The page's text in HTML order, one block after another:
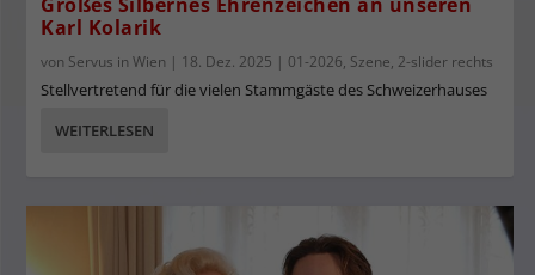
Karl Kolarik
von Servus in Wien | 18. Dez. 2025 | 01-2026, Szene, 2-slider rechts
Stellvertretend für die vielen Stammgäste des Schweizerhauses
WEITERLESEN